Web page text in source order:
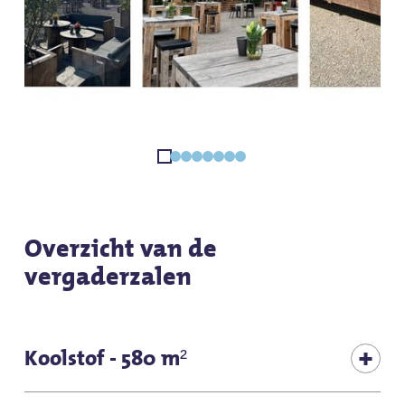
Overzicht van de
vergaderzalen
Koolstof - 580 m²